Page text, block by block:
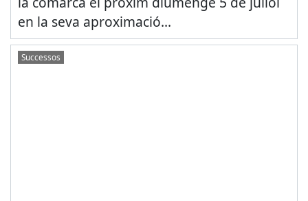
en la seva aproximació...
Successos